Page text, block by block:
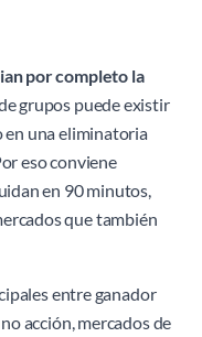
por completo la
grupos puede existir
en una eliminatoria
eso conviene
en 90 minutos,
que también
entre ganador
acción, mercados de